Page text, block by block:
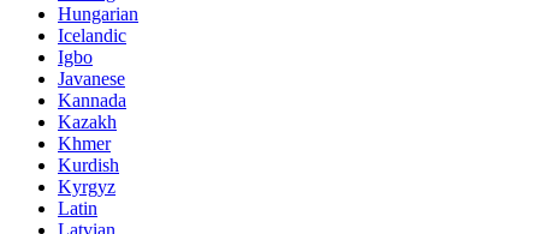
Hungarian
Icelandic
Igbo
Javanese
Kannada
Kazakh
Khmer
Kurdish
Kyrgyz
Latin
Latvian